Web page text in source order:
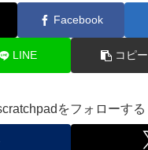
Facebook
LINE コピー
をフォローする